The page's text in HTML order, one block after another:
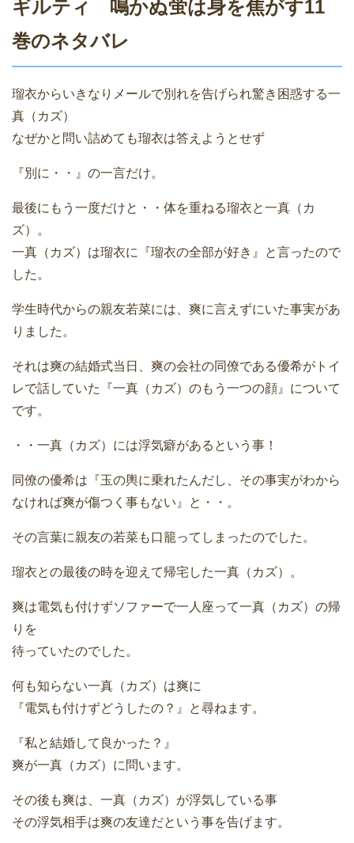
ギルティ 鳴かぬ蛍は身を焦がす11
巻のネタバレ
瑠衣からいきなりメールで別れを告げられ驚き困惑する一
真（カズ）
なぜかと問い詰めても瑠衣は答えようとせず
『別に・・』の一言だけ。
最後にもう一度だけと・・体を重ねる瑠衣と一真（カ
ズ）。
一真（カズ）は瑠衣に『瑠衣の全部が好き』と言ったので
した。
学生時代からの親友若菜には、爽に言えずにいた事実があ
りました。
それは爽の結婚式当日、爽の会社の同僚である優希がトイ
レで話していた『一真（カズ）のもう一つの顔』について
です。
・・一真（カズ）には浮気癖があるという事！
同僚の優希は『玉の輿に乗れたんだし、その事実がわから
なければ爽が傷つく事もない』と・・。
その言葉に親友の若菜も口籠ってしまったのでした。
瑠衣との最後の時を迎えて帰宅した一真（カズ）。
爽は電気も付けずソファーで一人座って一真（カズ）の帰
りを
待っていたのでした。
何も知らない一真（カズ）は爽に
『電気も付けずどうしたの？』と尋ねます。
『私と結婚して良かった？』
爽が一真（カズ）に問います。
その後も爽は、一真（カズ）が浮気している事
その浮気相手は爽の友達だという事を告げます。